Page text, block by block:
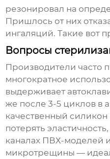
резонировал на
Пришлось от них
ингаляций. Такие вот
Вопросы
Производители часто
многократное
выдерживает
же после 3-5 циклов в
качественный
потерять
каналах ПВХ-моделей
микротрещины —